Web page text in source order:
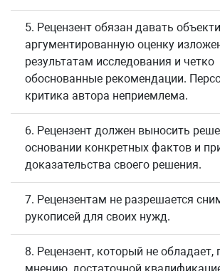
5. Рецензент обязан давать
аргументированную оценку
результатам исследования и четко
обоснованные рекомендации.
критика автора неприемлема.
6. Рецензент должен выносить
основании конкретных фактов и
доказательства своего решения.
7. Рецензентам не разрешается
рукописей для своих нужд.
8. Рецензент, который не обладает,
мнению, достаточной